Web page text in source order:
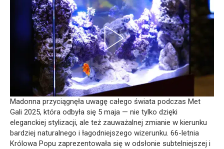
Madonna przyciągnęła uwagę całego świata podczas Met
Gali 2025, która odbyła się 5 maja — nie tylko dzięki
eleganckiej stylizacji, ale też zauważalnej zmianie w kierunku
bardziej naturalnego i łagodniejszego wizerunku. 66-letnia
Królowa Popu zaprezentowała się w odsłonie subtelniejszej i